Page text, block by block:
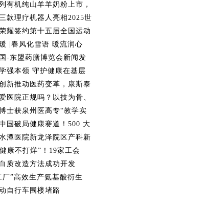
有机纯山羊羊奶粉上市，
款理疗机器人亮相2025世
耀签约第十五届全国运动
|春风化雪语 暖流润心
-东盟药膳博览会新闻发
强本领 守护健康在基层
新推动医药变革，康斯泰
医院正规吗？以技为骨、
士获泉州医高专“教学实
国破局健康赛道！500 大
潭医院新龙泽院区产科新
康不打烊”！19家工会
质改造方法成功开发
厂”高效生产氨基酸衍生
自行车围楼堵路